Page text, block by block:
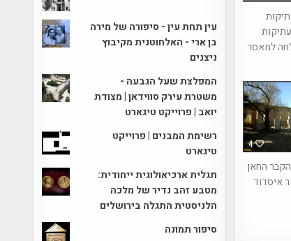
למאסר
4
החאן
איסדוד
עין תחת עין - סיפורה של מירה
בן ארי - האלחוטנית מקיבוץ
ניצנים
המפלצת שעל הגבעה -
משטרת עירק סווידאן | מצודת
יואב | פרוייקט טיגארט
רשימת המבנים | פרוייקט
טיגארט
תגלית ארכיאולוגית ייחודית:
מטבע זהב נדיר של מלכה
הלניסטית התגלה בירושלים
סיפור תמונה